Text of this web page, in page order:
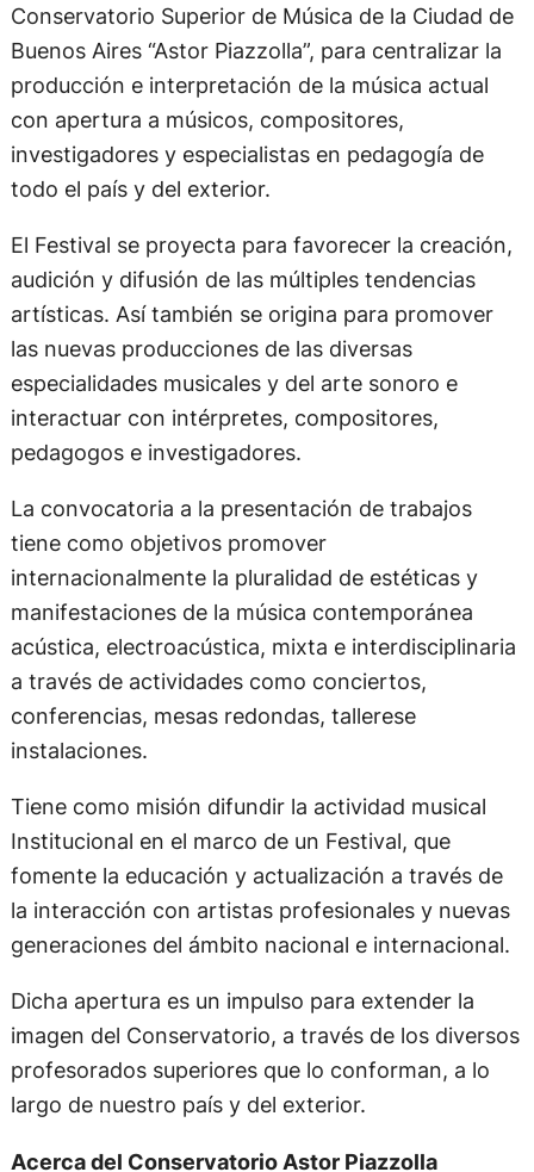
Conservatorio Superior de Música de la Ciudad de
Buenos Aires “Astor Piazzolla”, para centralizar la
producción e interpretación de la música actual
con apertura a músicos, compositores,
investigadores y especialistas en pedagogía de
todo el país y del exterior.
El Festival se proyecta para favorecer la creación,
audición y difusión de las múltiples tendencias
artísticas. Así también se origina para promover
las nuevas producciones de las diversas
especialidades musicales y del arte sonoro e
interactuar con intérpretes, compositores,
pedagogos e investigadores.
La convocatoria a la presentación de trabajos
tiene como objetivos promover
internacionalmente la pluralidad de estéticas y
manifestaciones de la música contemporánea
acústica, electroacústica, mixta e interdisciplinaria
a través de actividades como conciertos,
conferencias, mesas redondas, tallerese
instalaciones.
Tiene como misión difundir la actividad musical
Institucional en el marco de un Festival, que
fomente la educación y actualización a través de
la interacción con artistas profesionales y nuevas
generaciones del ámbito nacional e internacional.
Dicha apertura es un impulso para extender la
imagen del Conservatorio, a través de los diversos
profesorados superiores que lo conforman, a lo
largo de nuestro país y del exterior.
Acerca del Conservatorio Astor Piazzolla